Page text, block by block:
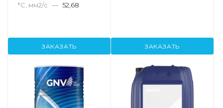
°С, мм2/с — 52,68
ЗАКАЗАТЬ ЗАКАЗАТЬ